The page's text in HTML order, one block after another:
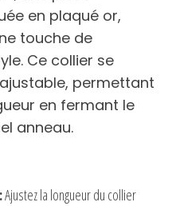
en plaqué or,
touche de
Ce collier se
permettant
en fermant le
anneau.
Ajustez la longueur du collier